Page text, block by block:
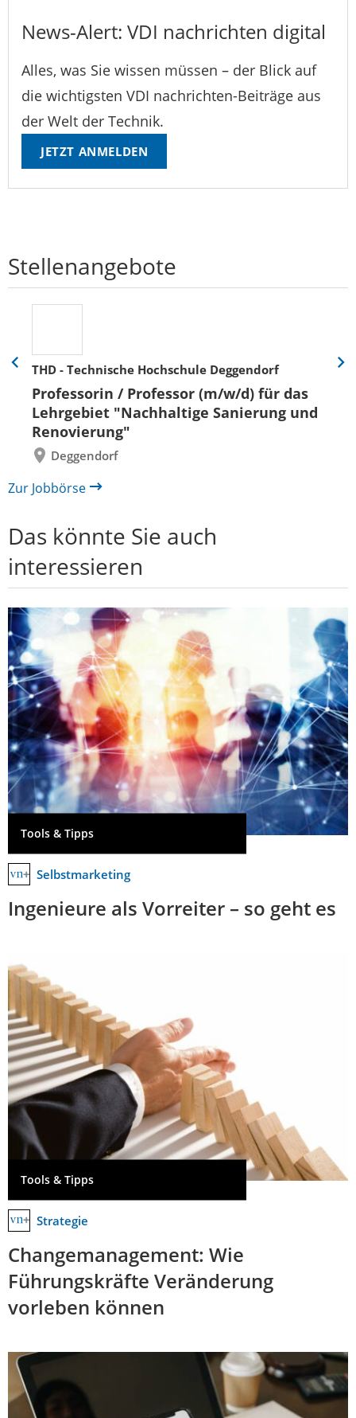
News-Alert: VDI nachrichten digital
Alles, was Sie wissen müssen – der Blick auf
die wichtigsten VDI nachrichten-Beiträge aus
der Welt der Technik.
JETZT ANMELDEN
Stellenangebote
THD - Technische Hochschule Deggendorf
Professorin / Professor (m/w/d) für das
Lehrgebiet "Nachhaltige Sanierung und
Renovierung"
Deggendorf
Eine
zurück
Eine
Zur Jobbörse
Das könnte Sie auch
interessieren
Tools & Tipps
Selbstmarketing
Ingenieure als Vorreiter – so geht es
Tools & Tipps
Strategie
Changemanagement: Wie
Führungskräfte Veränderung
vorleben können